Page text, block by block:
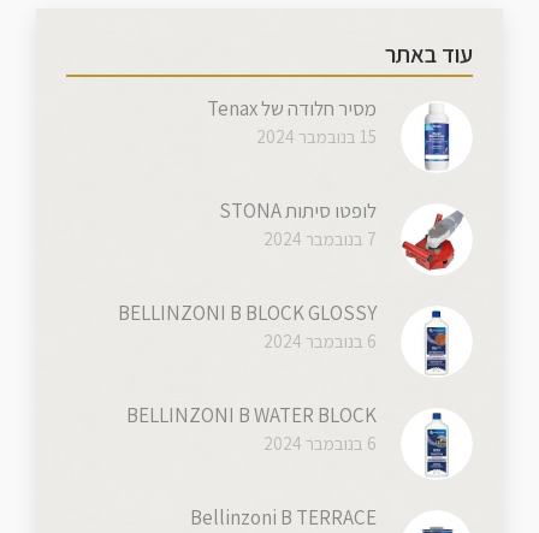
עוד באתר
מסיר חלודה של Tenax
15 בנובמבר 2024
לופטו סיתות STONA
7 בנובמבר 2024
BELLINZONI B BLOCK GLOSSY
6 בנובמבר 2024
BELLINZONI B WATER BLOCK
6 בנובמבר 2024
Bellinzoni B TERRACE